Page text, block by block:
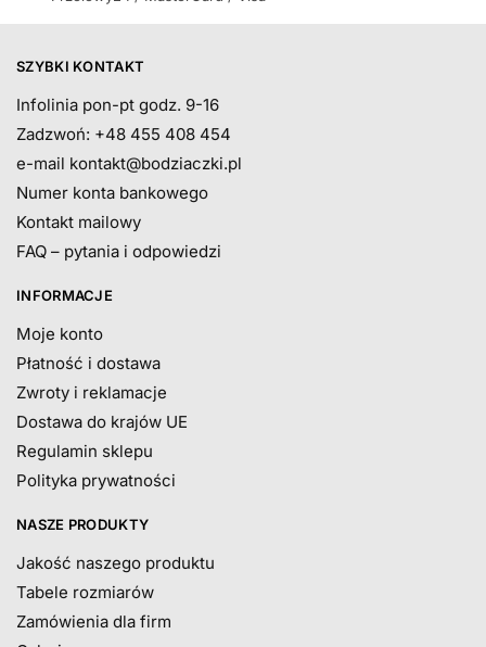
SZYBKI KONTAKT
Infolinia pon-pt godz. 9-16
Zadzwoń: +48 455 408 454
e-mail kontakt@bodziaczki.pl
Numer konta bankowego
Kontakt mailowy
FAQ – pytania i odpowiedzi
INFORMACJE
Moje konto
Płatność i dostawa
Zwroty i reklamacje
Dostawa do krajów UE
Regulamin sklepu
Polityka prywatności
NASZE PRODUKTY
Jakość naszego produktu
Tabele rozmiarów
Zamówienia dla firm